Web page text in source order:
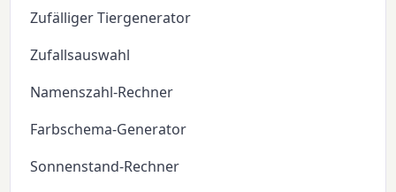
Zufälliger Tiergenerator
Zufallsauswahl
Namenszahl-Rechner
Farbschema-Generator
Sonnenstand-Rechner